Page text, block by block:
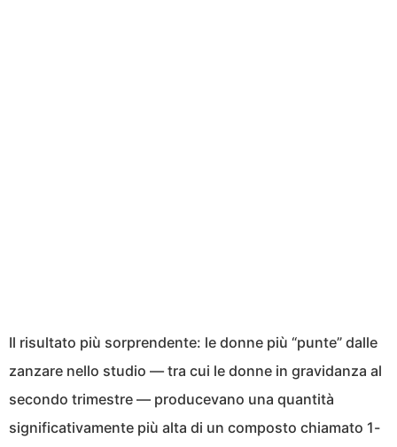
Il risultato più sorprendente: le donne più “punte” dalle
zanzare nello studio — tra cui le donne in gravidanza al
secondo trimestre — producevano una quantità
significativamente più alta di un composto chiamato 1-